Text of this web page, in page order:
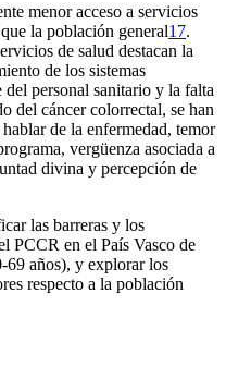
menor acceso a servicios
la población general17.
de salud destacan la
de los sistemas
personal sanitario y la falta
del cáncer colorrectal, se han
de la enfermedad, temor
vergüenza asociada a
divina y percepción de
las barreras y los
PCCR en el País Vasco de
69 años), y explorar los
respecto a la población